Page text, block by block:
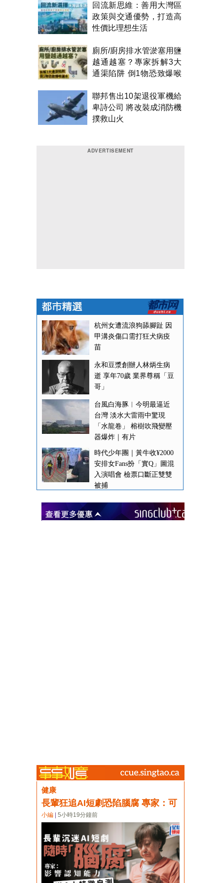
回流新思維：善用大灣區
政策與交通優勢，打造高
性價比理想生活
廁所/廚房排水管淤塞用鹽
越通越塞？專家拆解3大
通渠陷阱 倒1物恐致爆喉
聯邦售出10架退役軍機給
卑詩公司 將改裝成消防機
撲救山火